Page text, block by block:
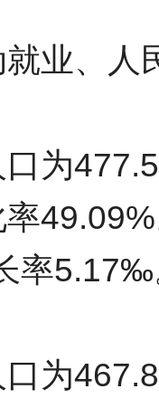
业、人
为
率
率5.17‰
为